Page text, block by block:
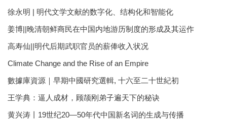
徐永明 | 明代文学文献的数字化、结构化和智能化
姜博||晚清朝鲜商民在中国内地游历制度的形成及其运作
高寿仙||明代后期武职官员的薪俸收入状况
Climate Change and the Rise of an Empire
數據庫資源｜早期中國研究選輯, 十六至二十世紀初
王学典：逼人成材，顾颉刚弟子遍天下的秘诀
黄兴涛丨19世纪20—50年代中国新名词的生成与传播